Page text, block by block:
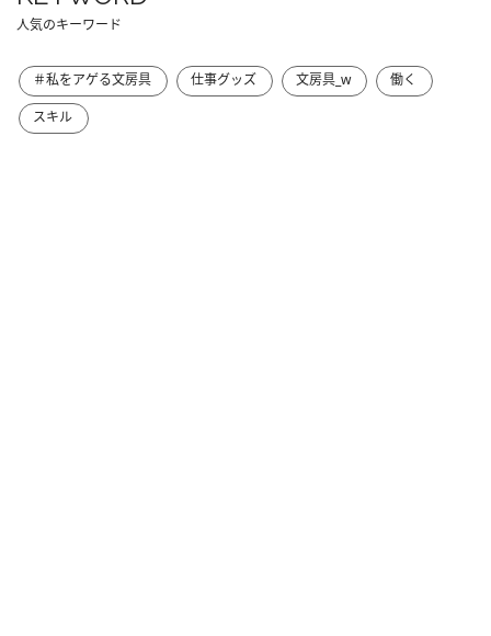
人気のキーワード
＃私をアゲる文房具 仕事グッズ 文房具_w
働く
スキル